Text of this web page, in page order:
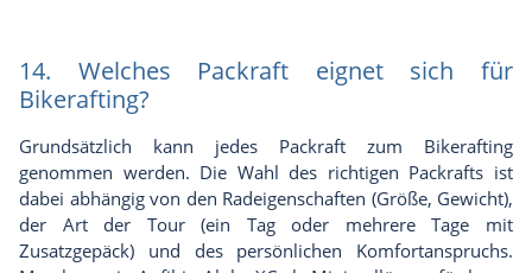
14. Welches Packraft eignet sich für
Bikerafting?
Grundsätzlich kann jedes Packraft zum Bikerafting
genommen werden. Die Wahl des richtigen Packrafts ist
dabei abhängig von den Radeigenschaften (Größe, Gewicht),
der Art der Tour (ein Tag oder mehrere Tage mit
Zusatzgepäck) und des persönlichen Komfortanspruchs.